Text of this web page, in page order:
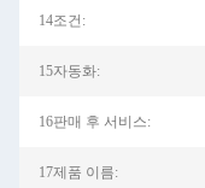
14조건:
15자동화:
16판매 후 서비스:
17제품 이름: